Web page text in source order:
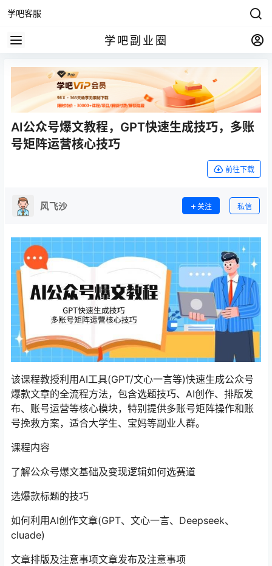
学吧客服
学吧副业圈
AI公众号爆文教程，GPT快速生成技巧，多账
号矩阵运营核心技巧
前往下载
风飞沙 关注 私信
该课程教授利用AI工具(GPT/文心一言等)快速生成公众号
爆款文章的全流程方法，包含选题技巧、AI创作、排版发
布、账号运营等核心模块，特别提供多账号矩阵操作和账
号挽救方案，适合大学生、宝妈等副业人群。
课程内容
了解公众号爆文基础及变现逻辑如何选赛道
选爆款标题的技巧
如何利用AI创作文章(GPT、文心一言、Deepseek、
cluade)
文章排版及注意事项文章发布及注意事项